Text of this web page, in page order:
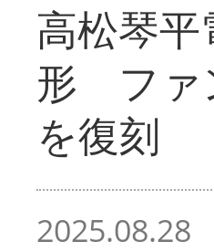
高松琴
形 ファ
を復刻
2025.08.28